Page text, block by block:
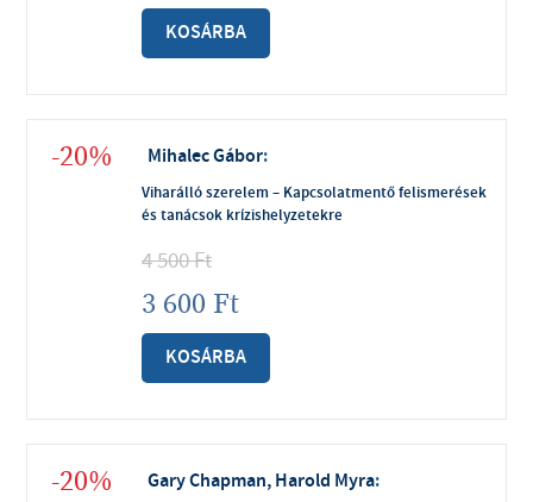
KOSÁRBA
-20% Mihalec Gábor:
Viharálló szerelem – Kapcsolatmentő felismerések
és tanácsok krízishelyzetekre
4 500Ft
3 600 Ft
KOSÁRBA
-20% Gary Chapman, Harold Myra: